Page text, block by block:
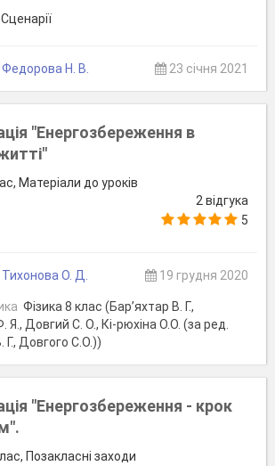
Федорова Н. В. 23 січня 2021
"Енергозбереження в
Матеріали до уроків
2 відгука
5
Тихонова О. Д. 19 грудня 2020
Фізика 8 клас (Бар’яхтар В. Г.,
Я., Довгий С. О., Кі-рюхіна О.О. (за ред.
Г., Довгого С.О.))
"Енергозбереження - крок
Позакласні заходи